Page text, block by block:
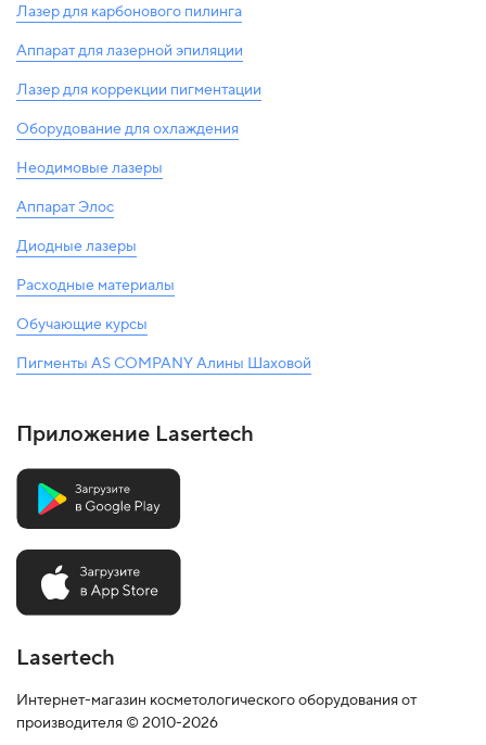
Лазер для карбонового пилинга
Аппарат для лазерной эпиляции
Лазер для коррекции пигментации
Оборудование для охлаждения
Неодимовые лазеры
Аппарат Элос
Диодные лазеры
Расходные материалы
Обучающие курсы
Пигменты AS COMPANY Алины Шаховой
Приложение Lasertech
Lasertech
Интернет-магазин косметологического оборудования от
производителя © 2010-2026